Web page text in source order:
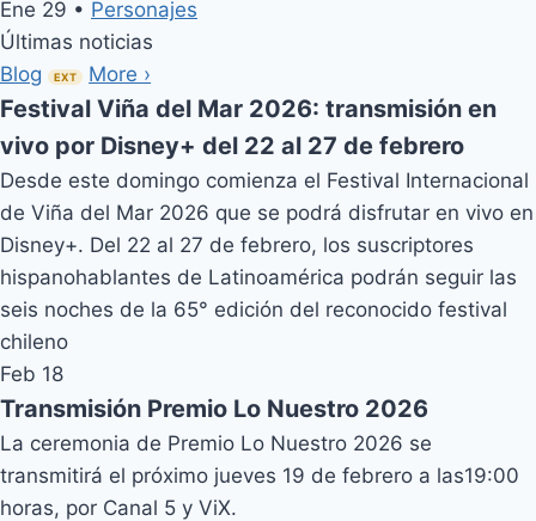
Ene 29 • Personajes
Últimas noticias
Blog
EXT More ›
Festival Viña del Mar 2026: transmisión en
vivo por Disney+ del 22 al 27 de febrero
Desde este domingo comienza el Festival Internacional
de Viña del Mar 2026 que se podrá disfrutar en vivo en
Disney+. Del 22 al 27 de febrero, los suscriptores
hispanohablantes de Latinoamérica podrán seguir las
seis noches de la 65° edición del reconocido festival
chileno
Feb 18
Transmisión Premio Lo Nuestro 2026
La ceremonia de Premio Lo Nuestro 2026 se
transmitirá el próximo jueves 19 de febrero a las19:00
horas, por Canal 5 y ViX.